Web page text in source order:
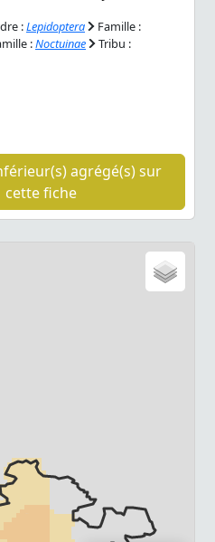
:Lepidoptera
Famille :
:Noctuinae
Tribu :
agrégé(s) sur
cette fiche